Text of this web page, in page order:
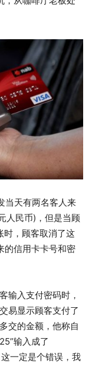
当天有两名客人来
人民币)，但是当顾
时，顾客取消了这
的信用卡卡号和密
输入支付密码时，
易显示顾客支付了
交的金额，他称自
输入成了
一定是个错误，我